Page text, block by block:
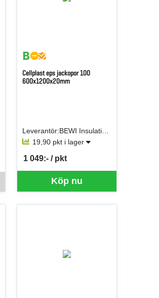
Cellplast eps jackopor 100
600x1200x20mm
Leverantör:BEWI Insulation AB (Jackon AB)
19,90 pkt i lager
Köp nu
1 049:- / pkt
SEK per PKT